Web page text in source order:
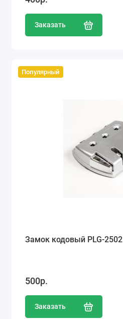
Заказать
Популярный
Замок кодовый PLG-2502
500р.
Заказать